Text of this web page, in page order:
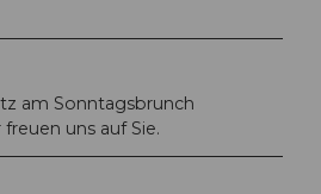
am Sonntagsbrunch
freuen uns auf Sie.